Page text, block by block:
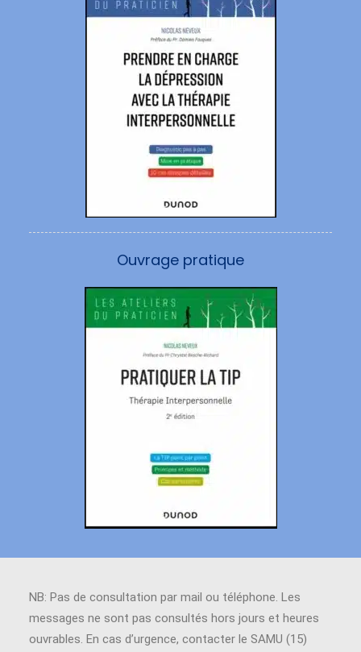
Ouvrage pratique
NB: Pas de consultation par mail ou téléphone. Les
messages ne sont pas consultés hors jours et heures
ouvrables. En cas d’urgence, contacter le SAMU (15)